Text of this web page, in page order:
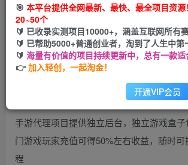
立即购买
您当前未登录！建议登陆后购买
手游代理项目提供独立后台，独立游戏盒
门游戏玩家充值可得50%左右收益，随时
程
🎯 本平台提供全网最新、最快、最全项目资
20~50个
🔰 已收录实测项目10000+，涵盖互联网所有
🔰 已帮助5000+普通创业者，淘到了人生中第
🔰 海量有价值的项目持续更新中，总有一款适
👉加入轻创，一起淘金！
开通VIP会员